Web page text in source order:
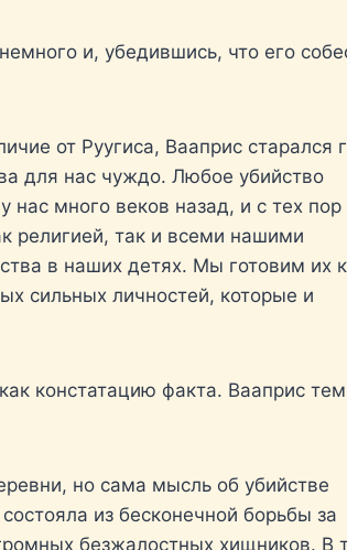
и, убедившись, что его
от Руугиса, Вааприс старался
для нас чуждо. Любое убийство
много веков назад, и с тех пор
религией, так и всеми нашими
в наших детях. Мы готовим их к
сильных личностей, которые и
констатацию факта. Вааприс тем
но сама мысль об убийстве
из бесконечной борьбы за
безжалостных хищников. В